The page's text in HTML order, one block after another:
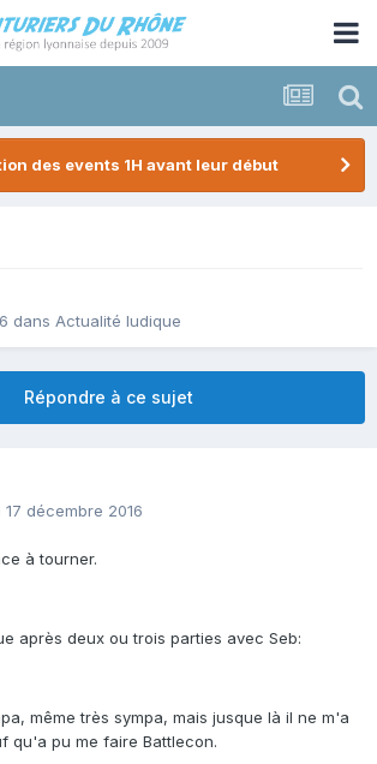
des events 1H avant leur début
dans Actualité ludique
Répondre à ce sujet
17 décembre 2016
à tourner.
après deux ou trois parties avec Seb:
même très sympa, mais jusque là il ne m'a
pu me faire Battlecon.